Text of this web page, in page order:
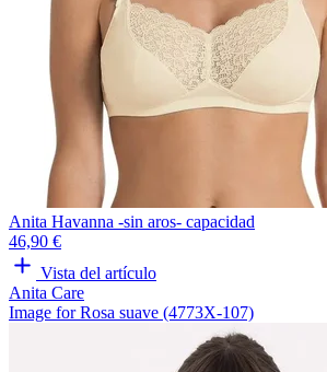
Anita Havanna -sin aros- capacidad
46,90 €
Vista del artículo
Anita Care
Image for Rosa suave (4773X-107)